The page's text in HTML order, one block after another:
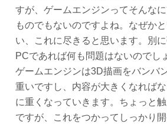
すが、ゲームエンジンってそんな
ものでもないのですよね。なぜか
い、これに尽きると思います。別
PCであれば何も問題はないのでし
ゲームエンジンは3D描画をバンバ
重いですし、内容が大きくなれば
に重くなっていきます。ちょっと
ですが、これをつかってしっかり